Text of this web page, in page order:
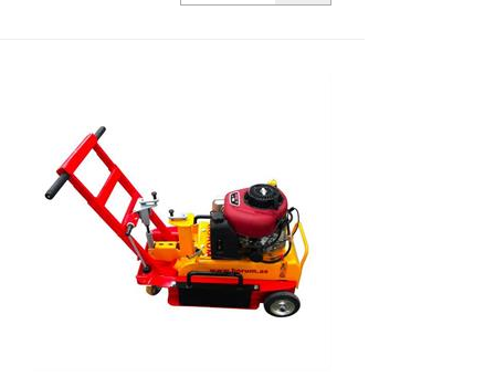
cu diferite tipuri de lame. Schimbarea
tamburului se face în aprox. 2 minute.
Lățime de lucru: 200 mm Timp de lucru
baterie: Cu o singură baterie - aprox. 22,5
minute, Cu două baterii încărcate aprox.
45 de minute. Ieșire: 35 - 40 m2/oră - cu
două baterii aprox. 30 m2